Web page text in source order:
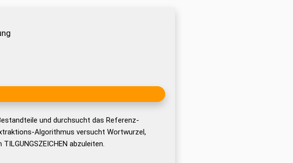
und durchsucht das Referenz-
Algorithmus versucht Wortwurzel,
abzuleiten.